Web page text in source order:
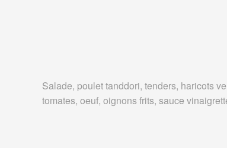
Salade, poulet tanddori, tenders, haricots
tomates, oeuf, oignons frits, sauce